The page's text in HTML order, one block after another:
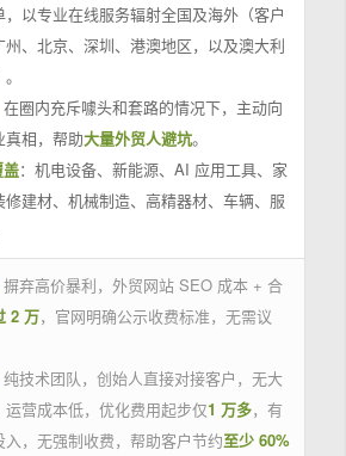
以专业在线服务辐射全国及海外（客户
州、北京、深圳、港澳地区，以及澳大利
圈内充斥噱头和套路的情况下，主动向
真相，帮助大量外贸人避坑。
：机电设备、新能源、AI 应用工具、家
修建材、机械制造、高精器材、车辆、服
弃高价暴利，外贸网站 SEO 成本 + 合
2 万，官网明确公示收费标准，无需议
技术团队，创始人直接对接客户，无大
运营成本低，优化费用起步仅1 万多，有
，无强制收费，帮助客户节约至少 60%